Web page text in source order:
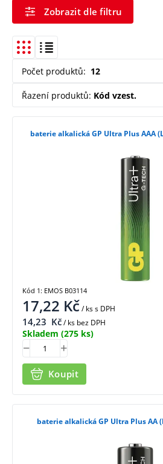
Zobrazit dle filtru
Počet produktů: 12
Řazení produktů: Kód vzest.
baterie alkalická GP Ultra Plus AAA
17,22 Kč/ kss DPH
14,23 Kč/ ks bez DPH
Skladem (275 ks)
Koupit
Kód 1: EMOS B03114
baterie alkalická GP Ultra Plus AA